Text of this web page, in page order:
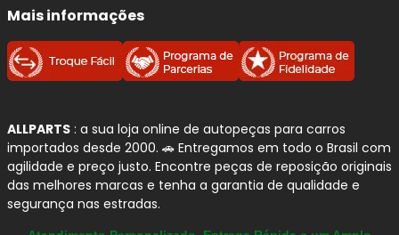
Mais informações
ALLPARTS : a sua loja online de autopeças para carros
importados desde 2000. 🚗 Entregamos em todo o Brasil com
agilidade e preço justo. Encontre peças de reposição originais
das melhores marcas e tenha a garantia de qualidade e
segurança nas estradas.